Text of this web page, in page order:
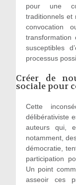
pour une
traditionnels et
convocation
transformation
susceptibles
processus
Créer de
sociale pour
Cette
délibérativiste
auteurs qui,
notamment,
démocratie,
participation
Un point
asseoir ces